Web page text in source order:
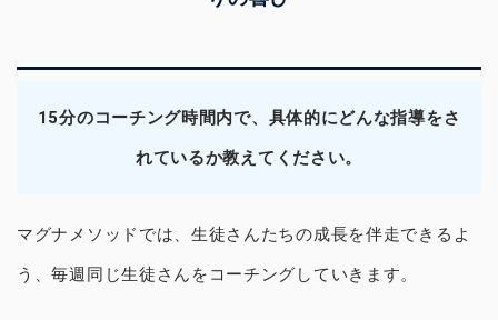
15分のコーチング時間内で、具体的にどんな指導をさ
れているか教えてください。
マグナメソッドでは、生徒さんたちの成長を伴走できるよ
う、毎週同じ生徒さんをコーチングしていきます。